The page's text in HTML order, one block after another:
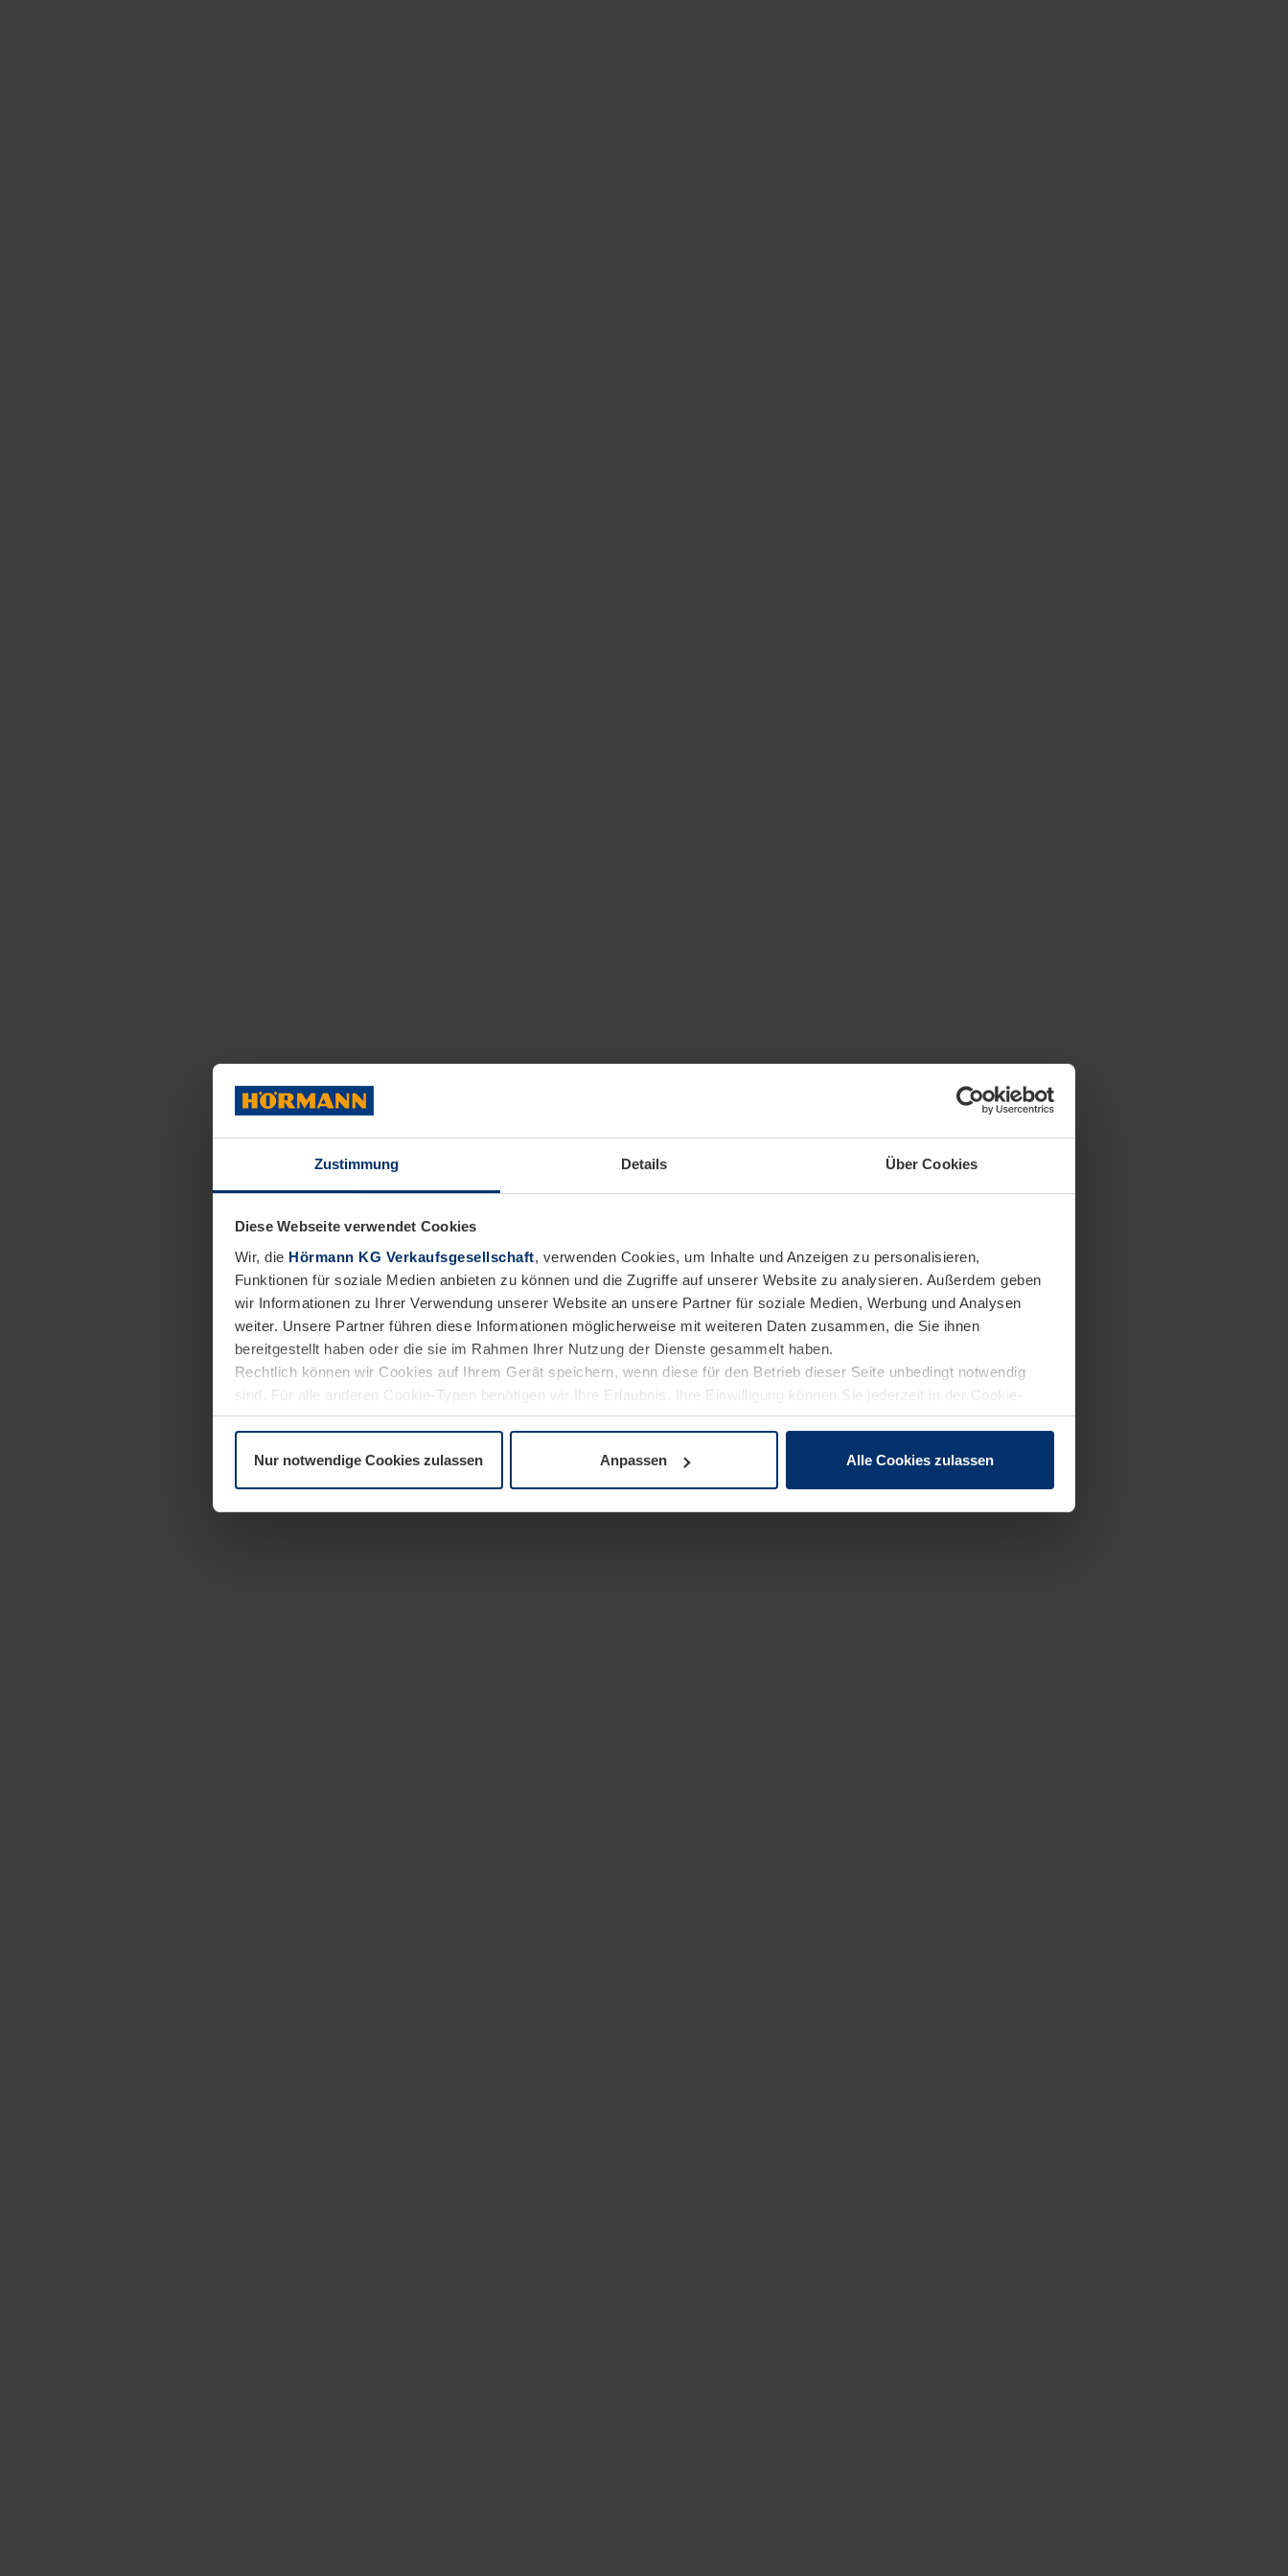
Zustimmung Details Über Cookies
Diese Webseite verwendet Cookies
Wir, die Hörmann KG Verkaufsgesellschaft, verwenden Cookies, um Inhalte und Anzeigen zu personalisieren,
Funktionen für soziale Medien anbieten zu können und die Zugriffe auf unserer Website zu analysieren. Außerdem geben
wir Informationen zu Ihrer Verwendung unserer Website an unsere Partner für soziale Medien, Werbung und Analysen
weiter. Unsere Partner führen diese Informationen möglicherweise mit weiteren Daten zusammen, die Sie ihnen
bereitgestellt haben oder die sie im Rahmen Ihrer Nutzung der Dienste gesammelt haben.
Rechtlich können wir Cookies auf Ihrem Gerät speichern, wenn diese für den Betrieb dieser Seite unbedingt notwendig
sind. Für alle anderen Cookie-Typen benötigen wir Ihre Erlaubnis. Ihre Einwilligung können Sie jederzeit in der Cookie-
Erläuterung auf der SeiteDatenschutzerklärungunserer Website ändern oder widerrufen.
Nur notwendige Cookies zulassen Anpassen Alle Cookies zulassen